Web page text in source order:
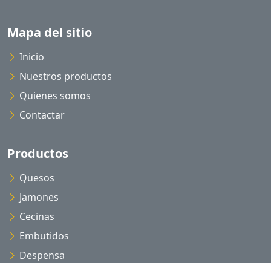
Mapa del sitio
Inicio
Nuestros productos
Quienes somos
Contactar
Productos
Quesos
Jamones
Cecinas
Embutidos
Despensa